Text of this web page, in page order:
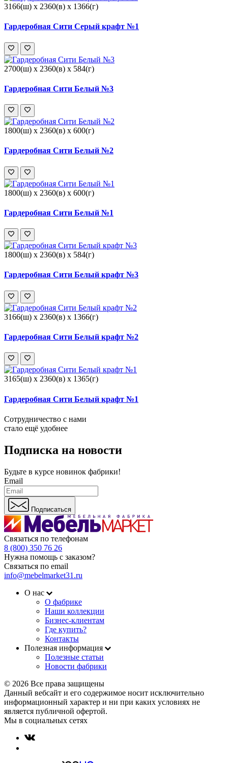
3166(ш) x 2360(в) x 1366(г)
Гардеробная Сити Серый крафт №1
2700(ш) x 2360(в) x 584(г)
Гардеробная Сити Белый №3
1800(ш) x 2360(в) x 600(г)
Гардеробная Сити Белый №2
1800(ш) x 2360(в) x 600(г)
Гардеробная Сити Белый №1
1800(ш) x 2360(в) x 584(г)
Гардеробная Сити Белый крафт №3
3166(ш) x 2360(в) x 1366(г)
Гардеробная Сити Белый крафт №2
3165(ш) x 2360(в) x 1365(г)
Гардеробная Сити Белый крафт №1
Сотрудничество с нами
стало ещё удобнее
Подписка на новости
Будьте в курсе новинок фабрики!
Email
Подписаться
Связаться по телефонам
8 (800) 350 76 26
Нужна помощь с заказом?
Связаться по email
info@mebelmarket31.ru
О нас
О фабрике
Наши коллекции
Бизнес-клиентам
Где купить?
Контакты
Полезная информация
Полезные статьи
Новости фабрики
© 2026 Все права защищены
Данный вебсайт и его содержимое носит исключительно
информационный характер и ни при каких условиях не
является публичной офертой.
Мы в социальных сетях